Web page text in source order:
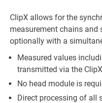
ClipX allows for the
measurement chains
optionally with a
Measured values
transmitted via the
No head module is
Direct processing of all